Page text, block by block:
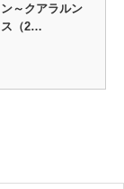
～クアラルン
（2…